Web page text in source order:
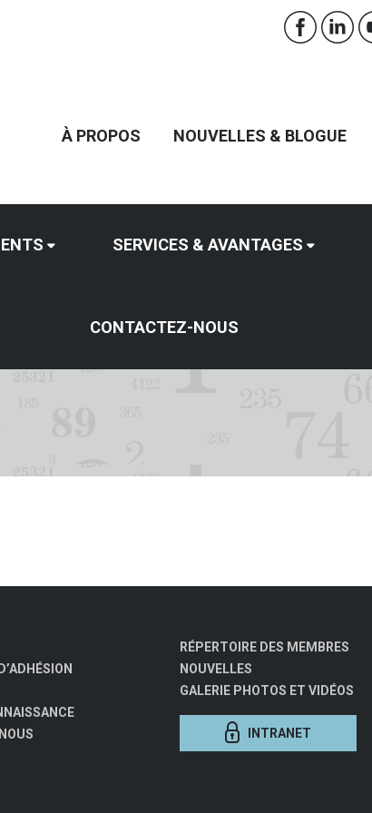
À PROPOS NOUVELLES & BLOGUE
SERVICES & AVANTAGES
CONTACTEZ-NOUS
RÉPERTOIRE DES MEMBRES
NOUVELLES
GALERIE PHOTOS ET VIDÉOS
INTRANET